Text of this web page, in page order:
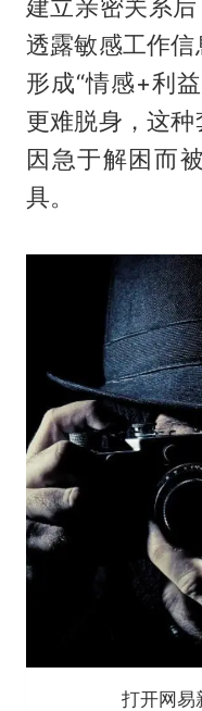
建立亲密关系
透露敏感工作信
形成“情感+利
更难脱身，这
因急于解困而
具。
打开网易